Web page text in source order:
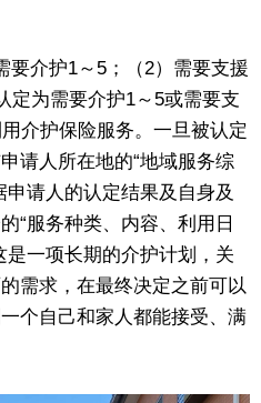
要介护1～5；（2）需要支援
定为需要介护1～5或需要支
介护保险服务。一旦被认定
请人所在地的“地域服务综
请人的认定结果及自身及
“服务种类、内容、利用日
是一项长期的介护计划，关
需求，在最终决定之前可以
个自己和家人都能接受、满